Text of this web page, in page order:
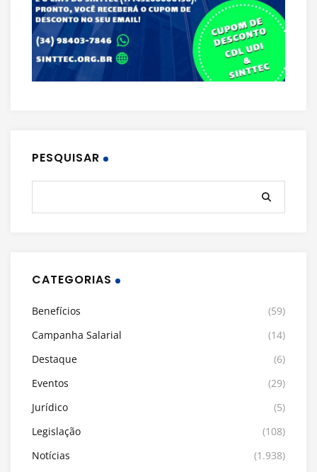
PESQUISAR
CATEGORIAS
Benefícios
(59)
Campanha Salarial
(14)
Destaque
(6)
Eventos
(29)
Jurídico
(5)
Legislação
(108)
Notícias
(1.938)